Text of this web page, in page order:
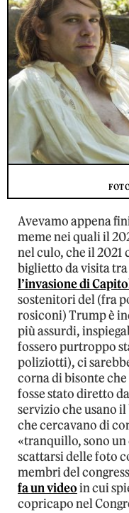
Avevamo appena
meme nei quali il
nel culo, che il 2021
biglietto da visita
l’invasione di
sostenitori del (fra
rosiconi) Trump è
più assurdi,
fossero purtroppo
poliziotti), ci
corna di bisonte
fosse stato diretto
servizio che usano
che cercavano di
«tranquillo, sono un
scattarsi delle foto
membri del
fa un videoin cui
copricapo nel